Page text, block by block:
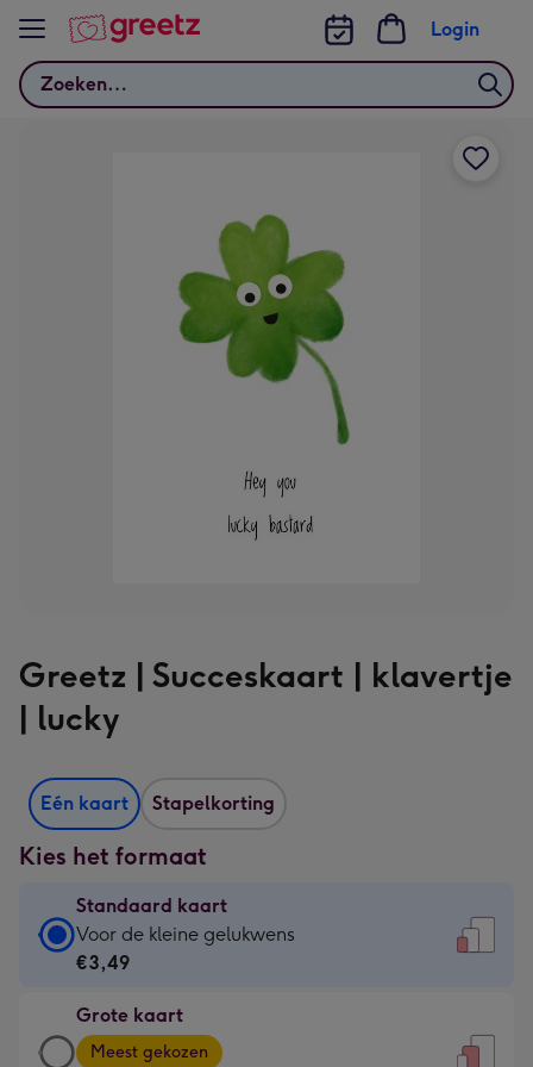
Bekijk meer
Zoeken
Login
Greetz | Succeskaart | klavertje
| lucky
Eén kaart Stapelkorting
Kies het formaat
Standaard kaart
Standaard
kaart
€3,49
-
Voor de kleine gelukwens
€3,49
Grote kaart
Grote
Meest gekozen